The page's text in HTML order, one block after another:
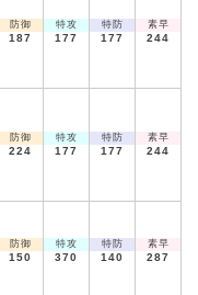
防御
187
特攻
177
特防
177
素早
244
防御
224
特攻
177
特防
177
素早
244
防御
150
特攻
370
特防
140
素早
287